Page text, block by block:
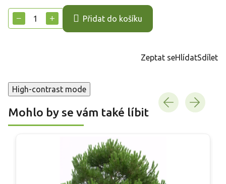
cena:
+
− Přidat do košíku
Zeptat seHlídatSdílet
High-contrast mode
Mohlo by se vám také líbit